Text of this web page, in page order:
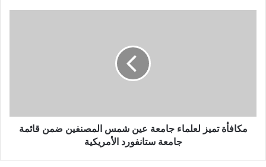
مكافأة تميز لعلماء جامعة عين شمس المصنفين ضمن قائمة
جامعة ستانفورد الأمريكية